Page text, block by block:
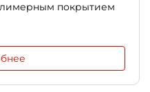
покрытием